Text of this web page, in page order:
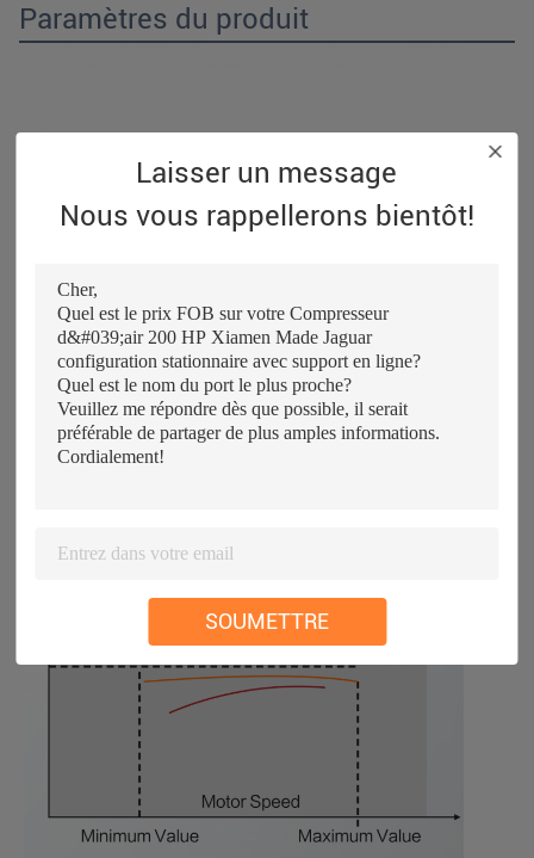
Laisser un message
Nous vous rappellerons bientôt!
SOUMETTRE
Paramètres du produit